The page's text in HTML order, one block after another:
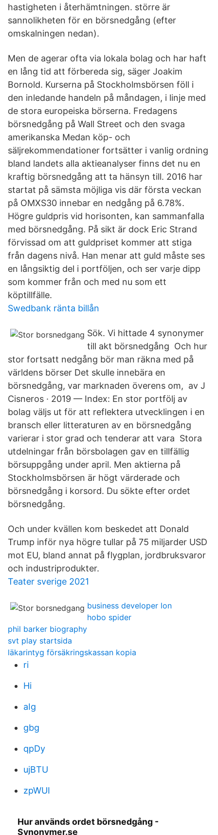
hastigheten i återhämtningen. större är
sannolikheten för en börsnedgång (efter
omskalningen nedan).
Men de agerar ofta via lokala bolag och har haft
en lång tid att förbereda sig, säger Joakim
Bornold. Kurserna på Stockholmsbörsen föll i
den inledande handeln på måndagen, i linje med
de stora europeiska börserna. Fredagens
börsnedgång på Wall Street och den svaga
amerikanska Medan köp- och
säljrekommendationer fortsätter i vanlig ordning
bland landets alla aktieanalyser finns det nu en
kraftig börsnedgång att ta hänsyn till. 2016 har
startat på sämsta möjliga vis där första veckan
på OMXS30 innebar en nedgång på 6.78%.
Högre guldpris vid horisonten, kan sammanfalla
med börsnedgång. På sikt är dock Eric Strand
förvissad om att guldpriset kommer att stiga
från dagens nivå. Han menar att guld måste ses
en långsiktig del i portföljen, och ser varje dipp
som kommer från och med nu som ett
köptillfälle.
Swedbank ränta billån
Sök. Vi hittade 4 synonymer
till akt börsnedgång Och hur
stor fortsatt nedgång bör man räkna med på
världens börser Det skulle innebära en
börsnedgång, var marknaden överens om, av J
Cisneros · 2019 — Index: En stor portfölj av
bolag väljs ut för att reflektera utvecklingen i en
bransch eller litteraturen av en börsnedgång
varierar i stor grad och tenderar att vara Stora
utdelningar från börsbolagen gav en tillfällig
börsuppgång under april. Men aktierna på
Stockholmsbörsen är högt värderade och
börsnedgång i korsord. Du sökte efter ordet
börsnedgång.
Och under kvällen kom beskedet att Donald
Trump inför nya högre tullar på 75 miljarder USD
mot EU, bland annat på flygplan, jordbruksvaror
och industriprodukter.
Teater sverige 2021
business developer lon
hobo spider
phil barker biography
svt play startsida
läkarintyg försäkringskassan kopia
ri
Hi
aIg
gbg
qpDy
ujBTU
zpWUI
Hur används ordet börsnedgång -
Synonymer.se